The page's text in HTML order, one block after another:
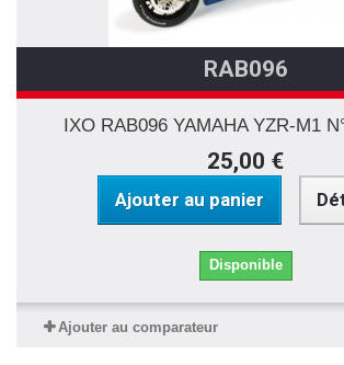
RAB096
IXO RAB096 YAMAHA YZR-M1
25,00 €
Ajouter au panier
Disponible
Ajouter au comparateur